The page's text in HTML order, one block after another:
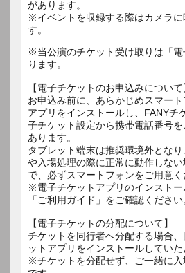
があります。
※イベントを収録する際はカメラに
す。
※当公演のチケット受け取りは「
ります。
【電子チケットのお申込みについて
お申込み前に、あらかじめスマー
アプリをインストールし、FANYチ
子チケット設定から携帯電話番号
あります。
タブレット端末は推奨環境外とな
や入場処理の際に正常に動作しな
で、必ずスマートフォンをご用意く
※電子チケットアプリのインスト
「ご利用ガイド」をご確認ください
【電子チケットの分配について】
チケットを同行者へ分配する場合
ットアプリをインストールしていた
※チケットを分配せず、ご一緒に